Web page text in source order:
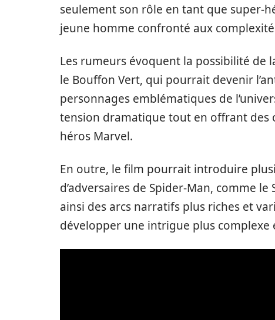
seulement son rôle en tant que super-
jeune homme confronté aux
Les rumeurs évoquent la possibilité de
le Bouffon Vert, qui pourrait devenir
personnages emblématiques de
tension dramatique tout en offrant des
héros Marvel.
En outre, le film pourrait introduire
d’adversaires de Spider-Man, comme
ainsi des arcs narratifs plus riches et
développer une intrigue plus complexe